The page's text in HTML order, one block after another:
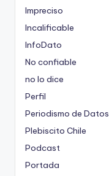
Impreciso
Incalificable
InfoDato
No confiable
no lo dice
Perfil
Periodismo de Datos
Plebiscito Chile
Podcast
Portada